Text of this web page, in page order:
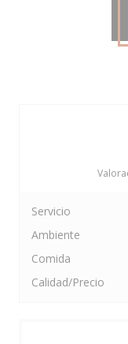
Servicio
Ambiente
Comida
Calidad/Precio